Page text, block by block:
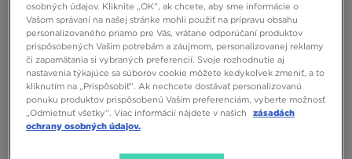
Zoradiť:Odporúčané Filtrovať
Žiadne produkty na zobrazenie
osobných údajov. Kliknite „OK”, ak chcete, aby sme informácie o
Vašom správaní na našej stránke mohli použiť na prípravu obsahu
personalizovaného priamo pre Vás, vrátane odporúčaní produktov
prispôsobených Vašim potrebám a záujmom, personalizovanej reklamy
či zapamätania si vybraných preferencií. Svoje rozhodnutie aj
nastavenia týkajúce sa súborov cookie môžete kedykoľvek zmeniť, a to
kliknutím na „Prispôsobiť”. Ak nechcete dostávať personalizovanú
ponuku produktov prispôsobenú Vašim preferenciám, vyberte možnosť
„Odmietnuť všetky”. Viac informácií nájdete v našich
zásadách
ochrany osobných údajov.